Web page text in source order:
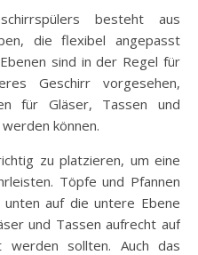
besteht aus
die flexibel angepasst
sind in der Regel für
Geschirr vorgesehen,
für Gläser, Tassen und
können.
zu platzieren, um eine
Töpfe und Pfannen
auf die untere Ebene
und Tassen aufrecht auf
sollten. Auch das